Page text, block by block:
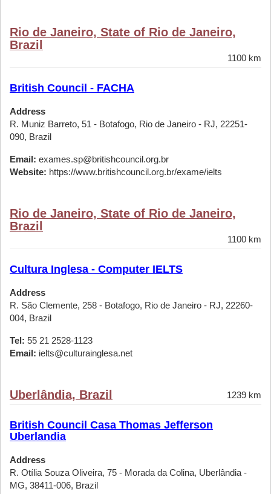
Rio de Janeiro, State of Rio de Janeiro,
Brazil
1100 km
British Council - FACHA
Address
R. Muniz Barreto, 51 - Botafogo, Rio de Janeiro - RJ, 22251-
090, Brazil
Email: exames.sp@britishcouncil.org.br
Website: https://www.britishcouncil.org.br/exame/ielts
Rio de Janeiro, State of Rio de Janeiro,
Brazil
1100 km
Cultura Inglesa - Computer IELTS
Address
R. São Clemente, 258 - Botafogo, Rio de Janeiro - RJ, 22260-
004, Brazil
Tel: 55 21 2528-1123
Email: ielts@culturainglesa.net
Uberlândia, Brazil 1239 km
British Council Casa Thomas Jefferson
Uberlandia
Address
R. Otília Souza Oliveira, 75 - Morada da Colina, Uberlândia -
MG, 38411-006, Brazil